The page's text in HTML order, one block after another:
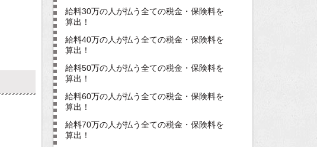
給料30万の人が払う全ての税金・保険料を
算出！
給料40万の人が払う全ての税金・保険料を
算出！
給料50万の人が払う全ての税金・保険料を
算出！
給料60万の人が払う全ての税金・保険料を
算出！
給料70万の人が払う全ての税金・保険料を
算出！